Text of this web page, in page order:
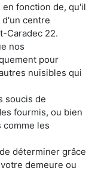
fonction de, qu'il
d'un centre
Caradec 22.
nos
pour
nuisibles qui
soucis de
fourmis, ou bien
comme les
déterminer grâce
demeure ou